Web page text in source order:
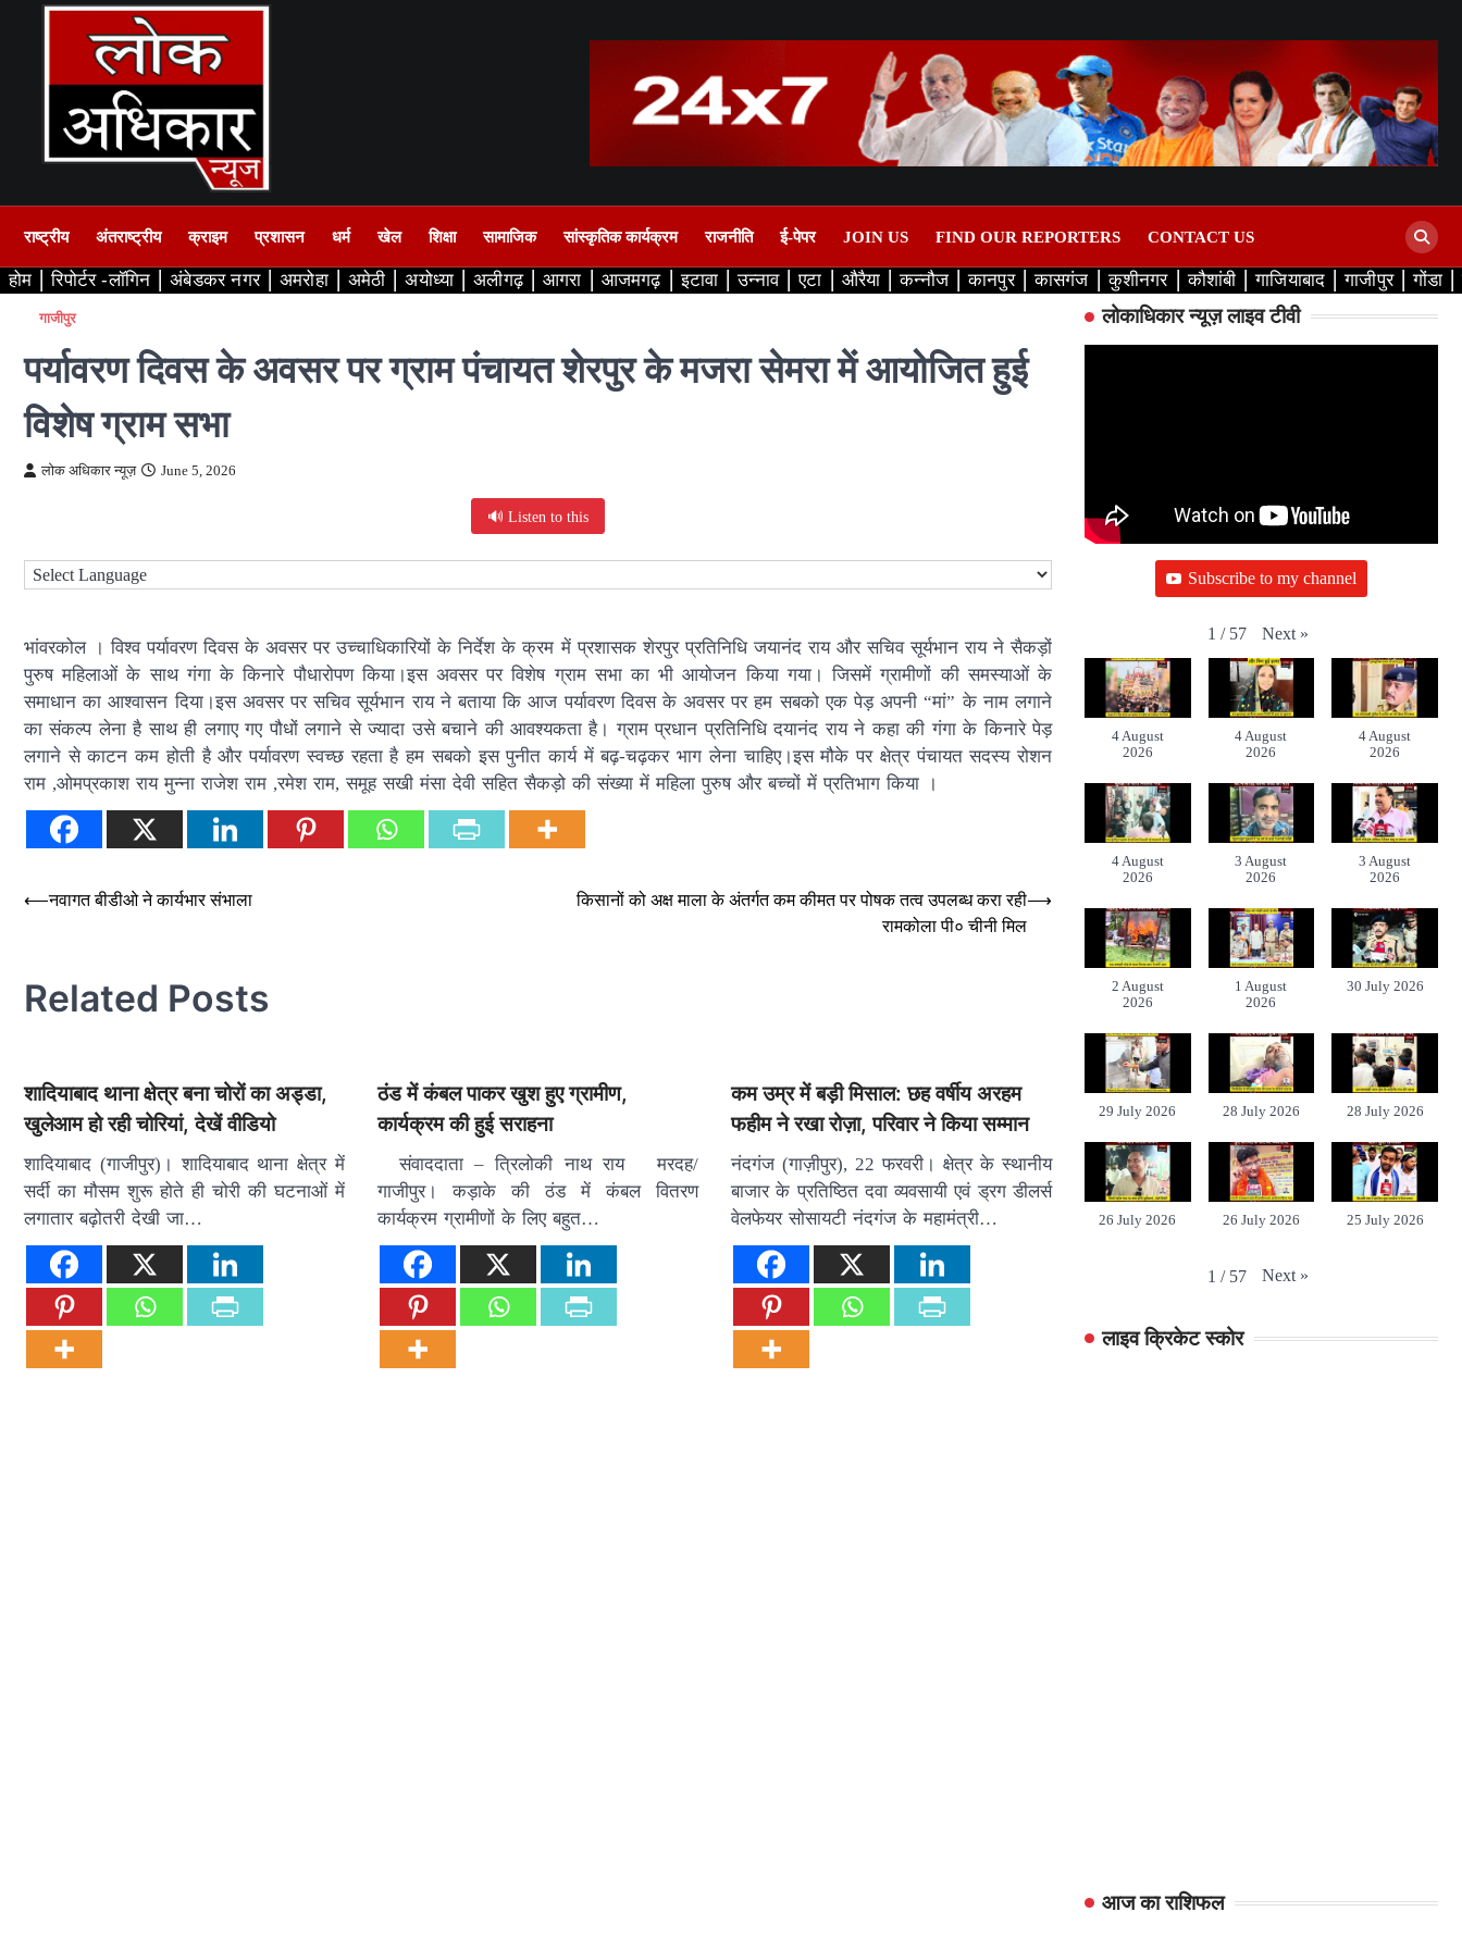
राष्ट्रीय अंतराष्ट्रीय क्राइम प्रशासन धर्म खेल शिक्षा सामाजिक सांस्कृतिक कार्यक्रम राजनीति ई-पेपर JOIN US FIND OUR REPORTERS CONTACT US
होम रिपोर्टर -लॉगिन अंबेडकर नगर अमरोहा अमेठी अयोध्या अलीगढ़ आगरा आजमगढ़ इटावा उन्नाव एटा औरैया कन्नौज कानपुर कासगंज कुशीनगर कौशांबी गाजियाबाद गाजीपुर गोंडा
गाजीपुर
पर्यावरण दिवस के अवसर पर ग्राम पंचायत शेरपुर के मजरा सेमरा में आयोजित हुई
विशेष ग्राम सभा
लोक अधिकार न्यूज़ June 5, 2026
🔊 Listen to this
भांवरकोल । विश्व पर्यावरण दिवस के अवसर पर उच्चाधिकारियों के निर्देश के क्रम में प्रशासक शेरपुर प्रतिनिधि जयानंद राय और सचिव सूर्यभान राय ने सैकड़ों
पुरुष महिलाओं के साथ गंगा के किनारे पौधारोपण किया।इस अवसर पर विशेष ग्राम सभा का भी आयोजन किया गया। जिसमें ग्रामीणों की समस्याओं के
समाधान का आश्वासन दिया।इस अवसर पर सचिव सूर्यभान राय ने बताया कि आज पर्यावरण दिवस के अवसर पर हम सबको एक पेड़ अपनी “मां” के नाम लगाने
का संकल्प लेना है साथ ही लगाए गए पौधों लगाने से ज्यादा उसे बचाने की आवश्यकता है। ग्राम प्रधान प्रतिनिधि दयानंद राय ने कहा की गंगा के किनारे पेड़
लगाने से काटन कम होती है और पर्यावरण स्वच्छ रहता है हम सबको इस पुनीत कार्य में बढ़-चढ़कर भाग लेना चाहिए।इस मौके पर क्षेत्र पंचायत सदस्य रोशन
राम ,ओमप्रकाश राय मुन्ना राजेश राम ,रमेश राम, समूह सखी मंसा देवी सहित सैकड़ो की संख्या में महिला पुरुष और बच्चों में प्रतिभाग किया ।
Post
⟵नवागत बीडीओ ने कार्यभार संभाला
किसानों को अक्ष माला के अंतर्गत कम कीमत पर पोषक तत्व उपलब्ध करा रही
रामकोला पी० चीनी मिल
⟶
Related Posts
शादियाबाद थाना क्षेत्र बना चोरों का अड्डा,
खुलेआम हो रही चोरियां, देखें वीडियो
शादियाबाद (गाजीपुर)। शादियाबाद थाना क्षेत्र में
सर्दी का मौसम शुरू होते ही चोरी की घटनाओं में
लगातार बढ़ोतरी देखी जा…
ठंड में कंबल पाकर खुश हुए ग्रामीण,
कार्यक्रम की हुई सराहना
संवाददाता – त्रिलोकी नाथ राय मरदह/
गाजीपुर। कड़ाके की ठंड में कंबल वितरण
कार्यक्रम ग्रामीणों के लिए बहुत…
कम उम्र में बड़ी मिसाल: छह वर्षीय अरहम
फहीम ने रखा रोज़ा, परिवार ने किया सम्मान
नंदगंज (गाज़ीपुर), 22 फरवरी। क्षेत्र के स्थानीय
बाजार के प्रतिष्ठित दवा व्यवसायी एवं ड्रग डीलर्स
वेलफेयर सोसायटी नंदगंज के महामंत्री…
लोकाधिकार न्यूज़ लाइव टीवी
Subscribe to my channel
1 / 57 Next »
4 August
2026
4 August
2026
4 August
2026
4 August
2026
3 August
2026
3 August
2026
2 August
2026
1 August
2026
30 July 2026
29 July 2026 28 July 2026 28 July 2026
26 July 2026 26 July 2026 25 July 2026
1 / 57 Next »
लाइव क्रिकेट स्कोर
आज का राशिफल